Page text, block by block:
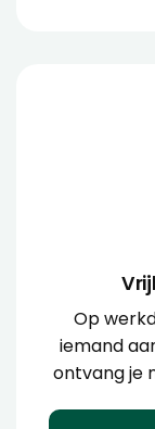
Op
iemand
ontvang je